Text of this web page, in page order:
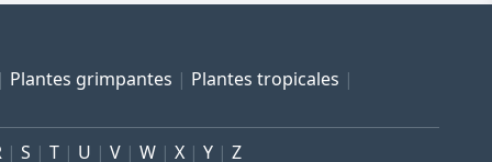
Plantes grimpantes Plantes tropicales
S T U V W X Y Z